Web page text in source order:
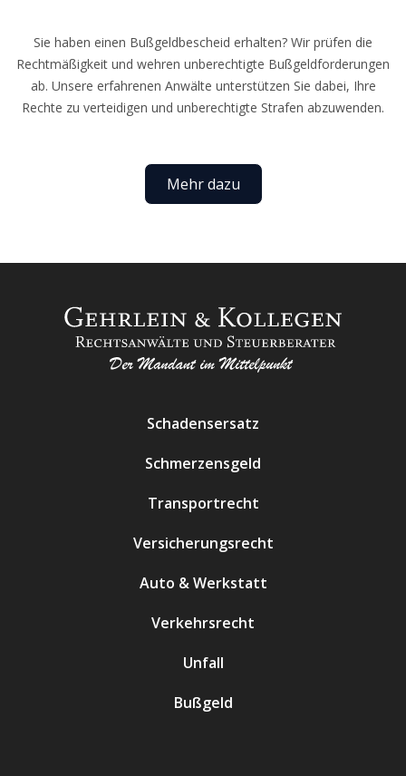
Sie haben einen Bußgeldbescheid erhalten? Wir prüfen die
Rechtmäßigkeit und wehren unberechtigte Bußgeldforderungen
ab. Unsere erfahrenen Anwälte unterstützen Sie dabei, Ihre
Rechte zu verteidigen und unberechtigte Strafen abzuwenden.
Mehr dazu
Schadensersatz
Schmerzensgeld
Transportrecht
Versicherungsrecht
Auto & Werkstatt
Verkehrsrecht
Unfall
Bußgeld